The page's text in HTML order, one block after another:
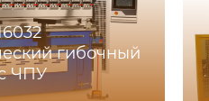
гибочный
ЧПУ